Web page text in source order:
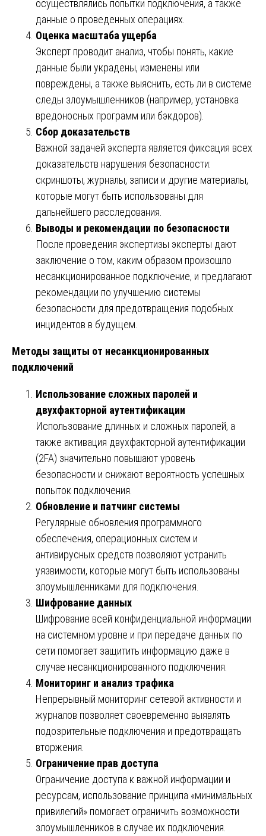
осуществлялись попытки подключения, а также
данные о проведенных операциях.
Оценка масштаба ущерба
Эксперт проводит анализ, чтобы понять, какие
данные были украдены, изменены или
повреждены, а также выяснить, есть ли в системе
следы злоумышленников (например, установка
вредоносных программ или бэкдоров).
Сбор доказательств
Важной задачей эксперта является фиксация всех
доказательств нарушения безопасности:
скриншоты, журналы, записи и другие материалы,
которые могут быть использованы для
дальнейшего расследования.
Выводы и рекомендации по безопасности
После проведения экспертизы эксперты дают
заключение о том, каким образом произошло
несанкционированное подключение, и предлагают
рекомендации по улучшению системы
безопасности для предотвращения подобных
инцидентов в будущем.
Методы защиты от несанкционированных
подключений
Использование сложных паролей и
двухфакторной аутентификации
Использование длинных и сложных паролей, а
также активация двухфакторной аутентификации
(2FA) значительно повышают уровень
безопасности и снижают вероятность успешных
попыток подключения.
Обновление и патчинг системы
Регулярные обновления программного
обеспечения, операционных систем и
антивирусных средств позволяют устранить
уязвимости, которые могут быть использованы
злоумышленниками для подключения.
Шифрование данных
Шифрование всей конфиденциальной информации
на системном уровне и при передаче данных по
сети помогает защитить информацию даже в
случае несанкционированного подключения.
Мониторинг и анализ трафика
Непрерывный мониторинг сетевой активности и
журналов позволяет своевременно выявлять
подозрительные подключения и предотвращать
вторжения.
Ограничение прав доступа
Ограничение доступа к важной информации и
ресурсам, использование принципа «минимальных
привилегий» помогает ограничить возможности
злоумышленников в случае их подключения.